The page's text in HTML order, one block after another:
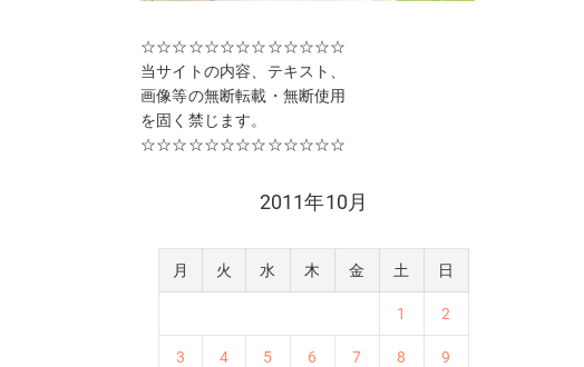
☆☆☆☆☆☆☆☆☆☆☆☆☆
当サイトの内容、テキスト、
画像等の無断転載・無断使用
を固く禁じます。
☆☆☆☆☆☆☆☆☆☆☆☆☆
2011年10月
月 火 水 木 金 土 日
1 2
3 4 5 6 7 8 9